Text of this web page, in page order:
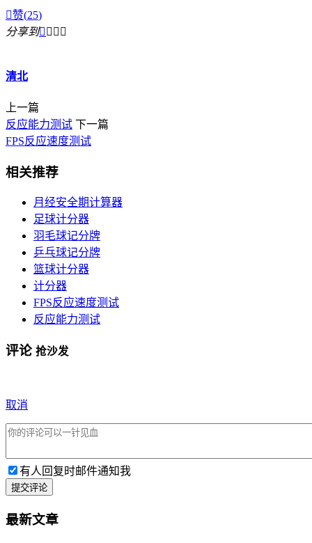
赞(25)
分享到   
清北
上一篇
反应能力测试 下一篇
FPS反应速度测试
相关推荐
月经安全期计算器
足球计分器
羽毛球记分牌
乒乓球记分牌
篮球计分器
计分器
FPS反应速度测试
反应能力测试
评论 抢沙发
取消
有人回复时邮件通知我
提交评论
最新文章